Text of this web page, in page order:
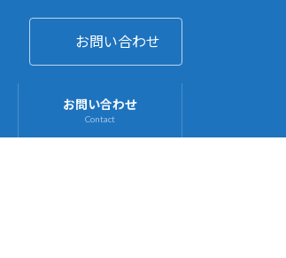
お問い合わせ
お問い合わせ
Contact